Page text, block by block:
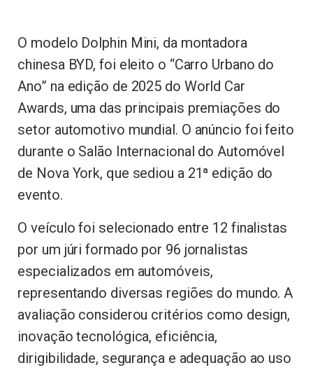
O modelo Dolphin Mini, da montadora
chinesa BYD, foi eleito o “Carro Urbano do
Ano” na edição de 2025 do World Car
Awards, uma das principais premiações do
setor automotivo mundial. O anúncio foi feito
durante o Salão Internacional do Automóvel
de Nova York, que sediou a 21ª edição do
evento.
O veículo foi selecionado entre 12 finalistas
por um júri formado por 96 jornalistas
especializados em automóveis,
representando diversas regiões do mundo. A
avaliação considerou critérios como design,
inovação tecnológica, eficiência,
dirigibilidade, segurança e adequação ao uso